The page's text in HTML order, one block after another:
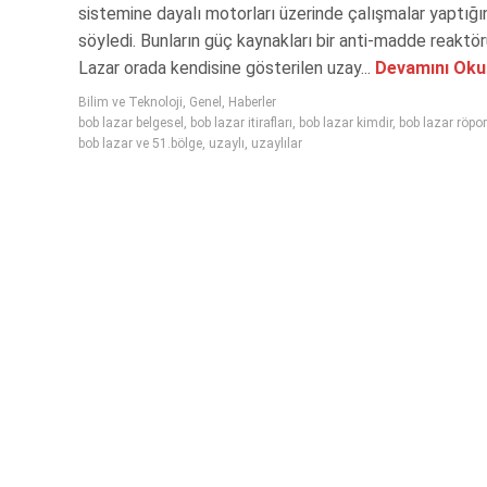
sistemine dayalı motorları üzerinde çalışmalar
söyledi. Bunların güç kaynakları bir anti-madde
Lazar orada kendisine gösterilen uzay... Devamını Oku
Bilim ve Teknoloji, Genel , Haberler
bob lazar belgesel , bob lazar itirafları, bob lazar kimdir, bob lazar
bob lazar ve 51.bölge, uzaylı, uzaylılar